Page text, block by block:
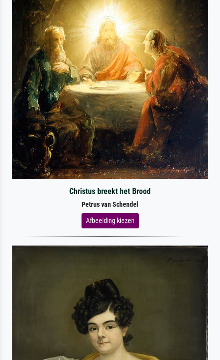
Christus breekt het Brood
Petrus van Schendel
Afbeelding kiezen